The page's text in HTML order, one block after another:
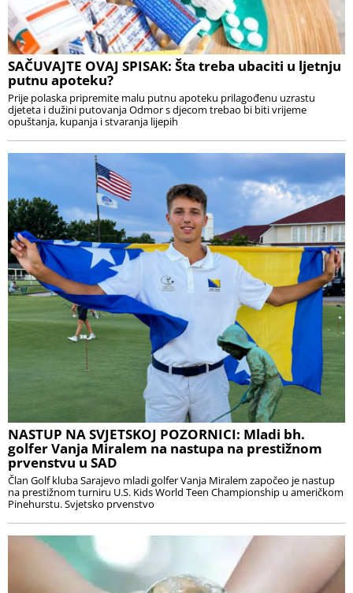
SAČUVAJTE OVAJ SPISAK: Šta treba ubaciti u ljetnju
putnu apoteku?
Prije polaska pripremite malu putnu apoteku prilagođenu uzrastu
djeteta i dužini putovanja Odmor s djecom trebao bi biti vrijeme
opuštanja, kupanja i stvaranja lijepih
NASTUP NA SVJETSKOJ POZORNICI: Mladi bh.
golfer Vanja Miralem na nastupa na prestižnom
prvenstvu u SAD
Član Golf kluba Sarajevo mladi golfer Vanja Miralem započeo je nastup
na prestižnom turniru U.S. Kids World Teen Championship u američkom
Pinehurstu. Svjetsko prvenstvo